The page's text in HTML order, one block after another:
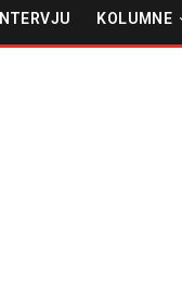
INTERVJU KOLUMNE